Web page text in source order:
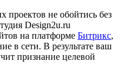
проектов не обойтись без
Design2u.ru
на платформе Битрикс,
в сети. В результате ваш
признание целевой